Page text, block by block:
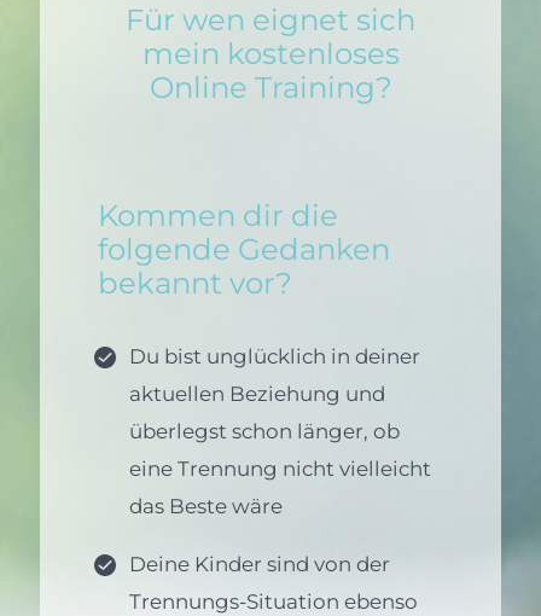
Für wen eignet sich
mein kostenloses
Online Training?
Kommen dir die
folgende Gedanken
bekannt vor?
Du bist unglücklich in deiner
aktuellen Beziehung und
überlegst schon länger, ob
eine Trennung nicht vielleicht
das Beste wäre
Deine Kinder sind von der
Trennungs-Situation ebenso